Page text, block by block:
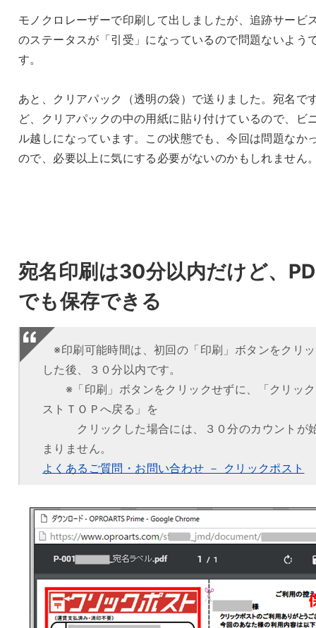
モノクロレーザーで印刷して出しましたが、追跡サービ
のステータスが「引受」になっているので問題ないよう
す。
あと、クリアパック（透明の袋）で送りました。宛名で
ど、クリアパックの中の用紙に貼り付けているので、ビ
ル越しになっています。この状態でも、今回は問題なか
ので、必要以上に気にする必要がないのかもしれません
宛名印刷は30分以内だけど、
でも保存できる
※印刷可能時間は、初回の「印刷」ボタンをクリ
した後、３０分以内です。
※「印刷」ボタンをクリックせずに、「クリッ
ストＴＯＰへ戻る」を
クリックした場合には、３０分のカウントが
まりません。
よくあるご質問・お問い合わせ － クリックポスト